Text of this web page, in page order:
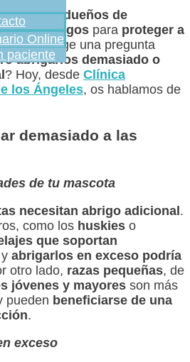
Online
paciente
, muchosdueños de
ropayabrigos para proteger a
surge una pregunta
abrigarlos demasiado o
? Hoy, desde Clínica
los Ángeles, os hablamos de
demasiado a las
de tu mascota
necesitan abrigo adicional.
como los huskies o
que soportan
abrigarlos en exceso podría
otro lado, razas pequeñas, de
jóvenes y mayores son más
pueden beneficiarse de una
.
exceso